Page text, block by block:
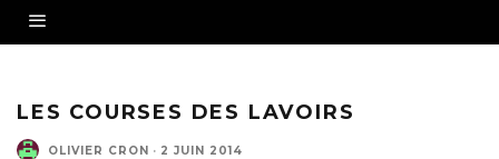
LES COURSES DES LAVOIRS
OLIVIER CRON · 2 JUIN 2014